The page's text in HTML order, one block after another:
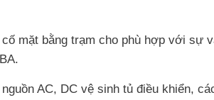
mặt bằng trạm cho phù hợp với sự
AC, DC vệ sinh tủ điều khiển,